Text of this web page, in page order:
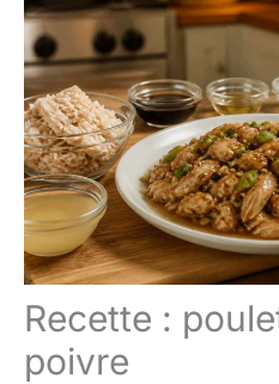
Recette :
poivre